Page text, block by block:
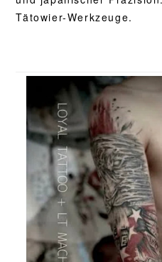
Tätowier-Werkzeuge.